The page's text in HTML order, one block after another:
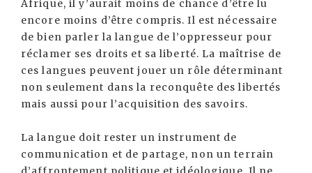
Afrique, il y’aurait moins de chance d’être lu
encore moins d’être compris. Il est nécessaire
de bien parler la langue de l’oppresseur pour
réclamer ses droits et sa liberté. La maîtrise de
ces langues peuvent jouer un rôle déterminant
non seulement dans la reconquête des libertés
mais aussi pour l’acquisition des savoirs.
La langue doit rester un instrument de
communication et de partage, non un terrain